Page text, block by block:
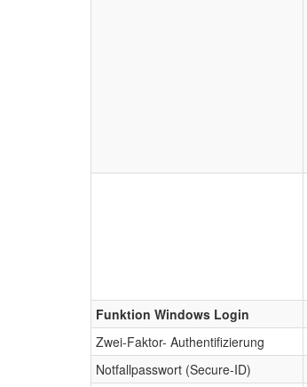
Funktion Windows Login
Zwei-Faktor- Authentifizierung
Notfallpasswort (Secure-ID)